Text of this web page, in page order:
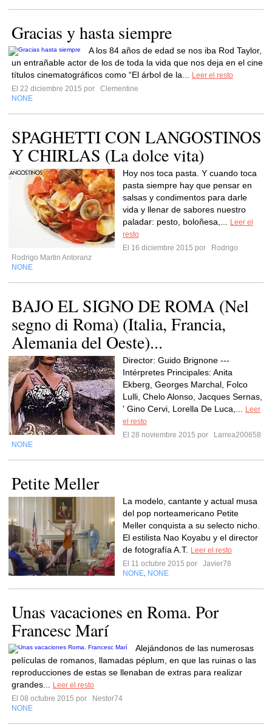
Gracias y hasta siempre
A los 84 años de edad se nos iba Rod Taylor,
un entrañable actor de los de toda la vida que nos deja en el cine
títulos cinematográficos como “El árbol de la...
Leer el resto
El 22 diciembre 2015 por
Clementine
NONE
SPAGHETTI CON LANGOSTINOS
Y CHIRLAS (La dolce vita)
Hoy nos toca pasta. Y cuando toca
pasta siempre hay que pensar en
salsas y condimentos para darle
vida y llenar de sabores nuestro
paladar: pesto, boloñesa,...
Leer el
resto
El 16 diciembre 2015 por
Rodrigo
Rodrigo Martin Antoranz
NONE
BAJO EL SIGNO DE ROMA (Nel
segno di Roma) (Italia, Francia,
Alemania del Oeste)...
Director: Guido Brignone ---
Intérpretes Principales: Anita
Ekberg, Georges Marchal, Folco
Lulli, Chelo Alonso, Jacques Sernas,
' Gino Cervi, Lorella De Luca,...
Leer
el resto
El 28 noviembre 2015 por
Larrea200658
NONE
Petite Meller
La modelo, cantante y actual musa
del pop norteamericano Petite
Meller conquista a su selecto nicho.
El estilista Nao Koyabu y el director
de fotografía A.T. Leer el resto
El 11 octubre 2015 por
Javier78
NONE NONE
Unas vacaciones en Roma. Por
Francesc Marí
Alejándonos de las numerosas
películas de romanos, llamadas péplum, en que las ruinas o las
reproducciones de estas se llenaban de extras para realizar
grandes...
Leer el resto
El 08 octubre 2015 por
Nestor74
NONE